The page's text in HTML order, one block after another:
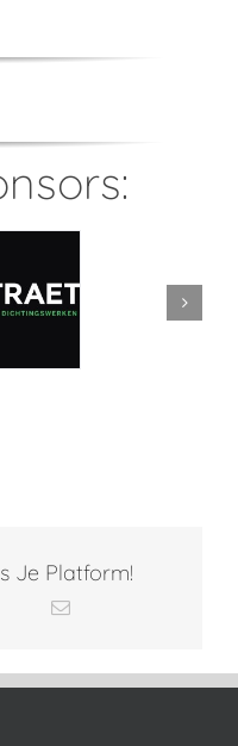
Je Platform!